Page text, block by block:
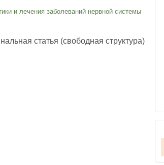
и лечения заболеваний нервной системы
статья (свободная структура)